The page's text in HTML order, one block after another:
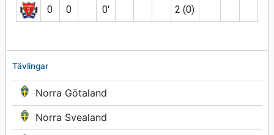
Tävlingar
Norra Götaland
Norra Svealand
0 0 0′ 2 (0)